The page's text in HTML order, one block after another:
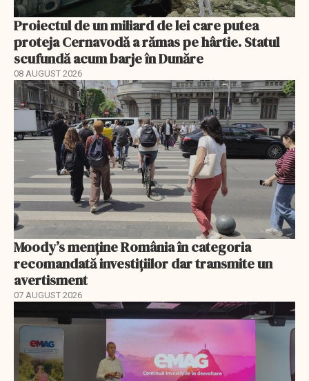
Proiectul de un miliard de lei care putea
proteja Cernavodă a rămas pe hârtie. Statul
scufundă acum barje în Dunăre
08 AUGUST 2026
Moody’s menține România în categoria
recomandată investițiilor dar transmite un
avertisment
07 AUGUST 2026